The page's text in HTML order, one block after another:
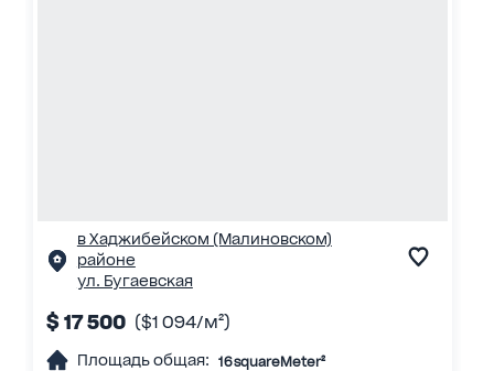
в Хаджибейском (Малиновском)
районе
ул. Бугаевская
$ 17 500 ($1 094/м²)
Площадь общая: 16 squareMeter²